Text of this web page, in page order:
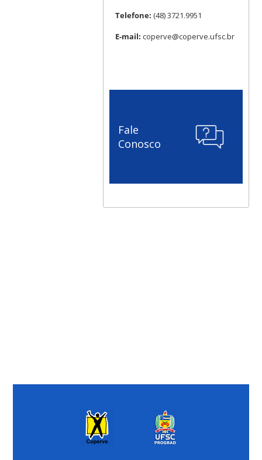
Telefone: (48) 3721.9951
E-mail: coperve@coperve.ufsc.br
Fale
Conosco